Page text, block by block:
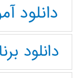
دانلود
دانلود